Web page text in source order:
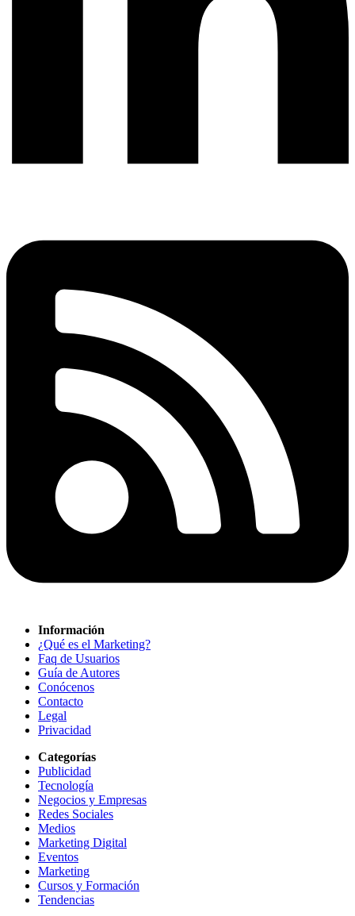
Información
¿Qué es el Marketing?
Faq de Usuarios
Guía de Autores
Conócenos
Contacto
Legal
Privacidad
Categorías
Publicidad
Tecnología
Negocios y Empresas
Redes Sociales
Medios
Marketing Digital
Eventos
Marketing
Cursos y Formación
Tendencias